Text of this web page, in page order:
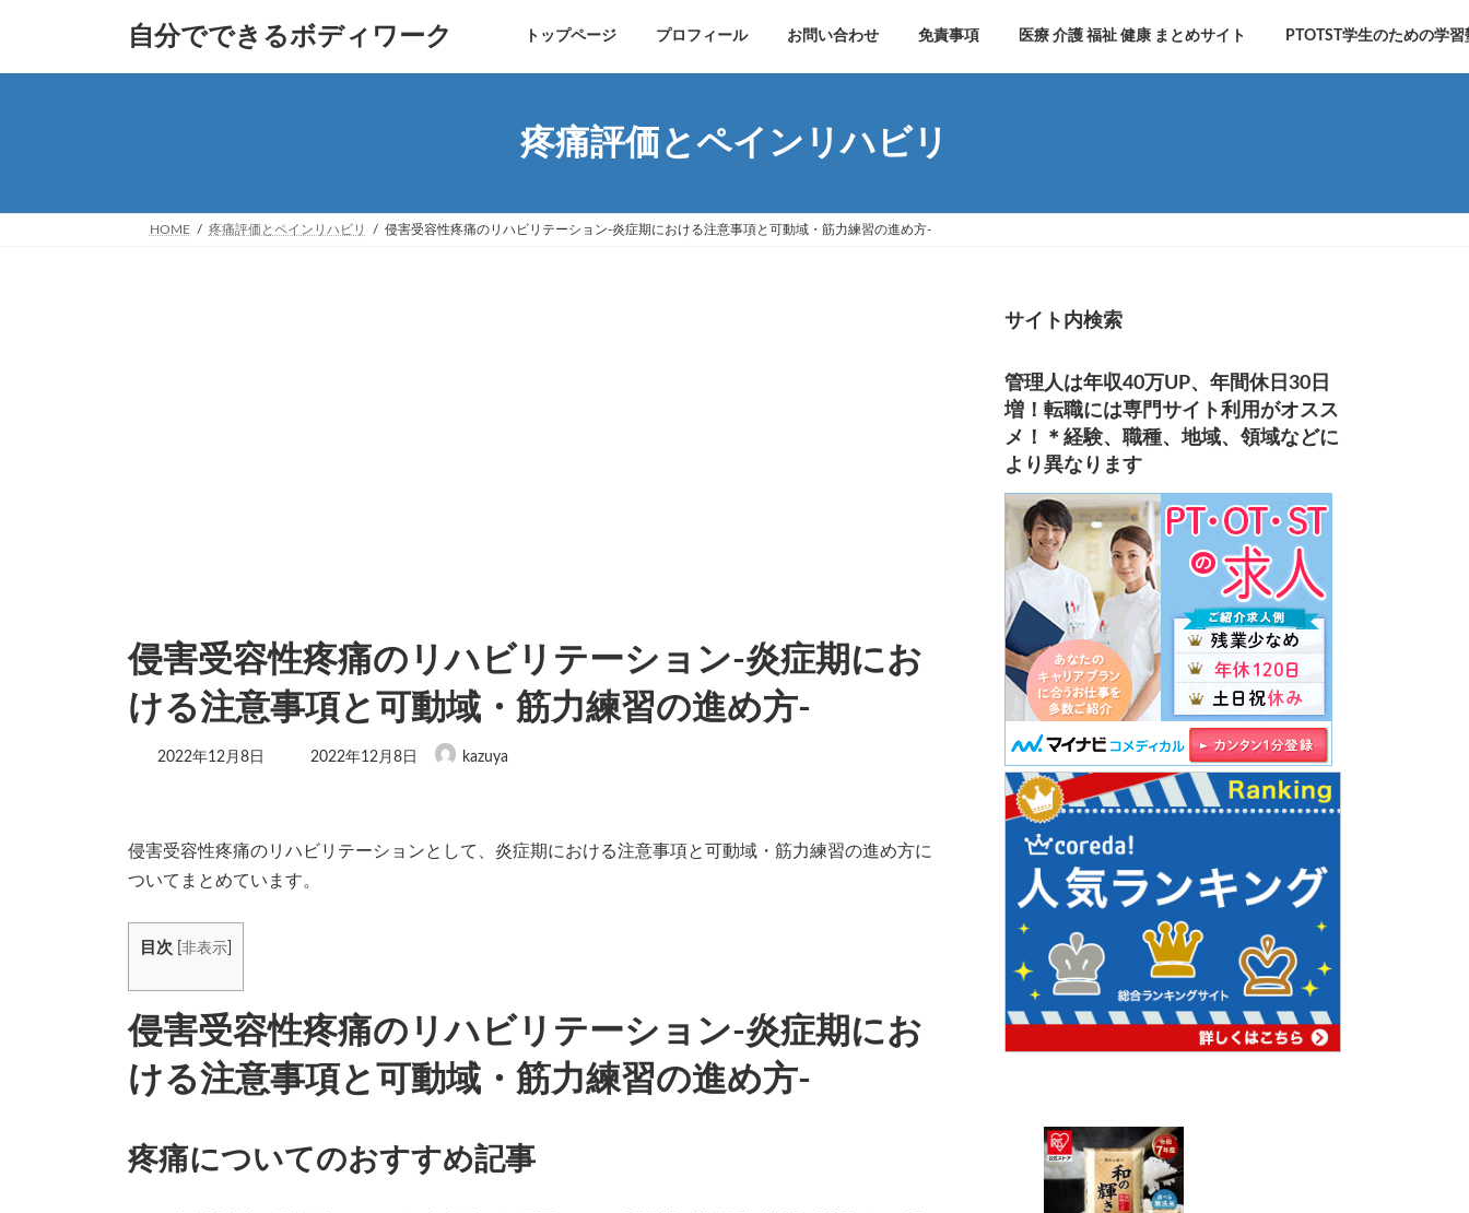
ン
プ
ー
動
自分でできるボディワーク トップページ プロフィール お問い合わせ 免責事項 医療 介護 福祉 健康 まとめサイト PTOTST学生のための学習
疼痛評価とペインリハビリ
HOME 疼痛評価とペインリハビリ 侵害受容性疼痛のリハビリテーション-炎症期における注意事項と可動域・筋力練習の進め方-
侵害受容性疼痛のリハビリテーション-炎症期にお
ける注意事項と可動域・筋力練習の進め方-
2022年12月8日
最
時
2022年12月8日 kazuya
侵害受容性疼痛のリハビリテーションとして、炎症期における注意事項と可動域・筋力練習の進め方に
ついてまとめています。
目次 非表示
侵害受容性疼痛のリハビリテーション-炎症期にお
ける注意事項と可動域・筋力練習の進め方-
疼痛についてのおすすめ記事
サイト内検索
管理人は年収40万UP、年間休日30日
増！転職には専門サイト利用がオスス
メ！＊経験、職種、地域、領域などに
より異なります